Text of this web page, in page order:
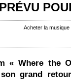
Acheter la
« Where the
grand